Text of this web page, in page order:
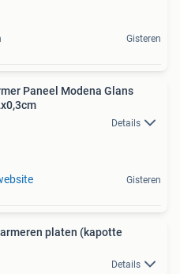
Gisteren
Paneel Modena Glans
Details
Gisteren
platen (kapotte
Details